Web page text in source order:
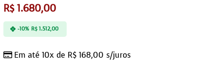
R$1.680,00
Em até 10x de R$ 168,00 s/juros
-10% R$1.512,00